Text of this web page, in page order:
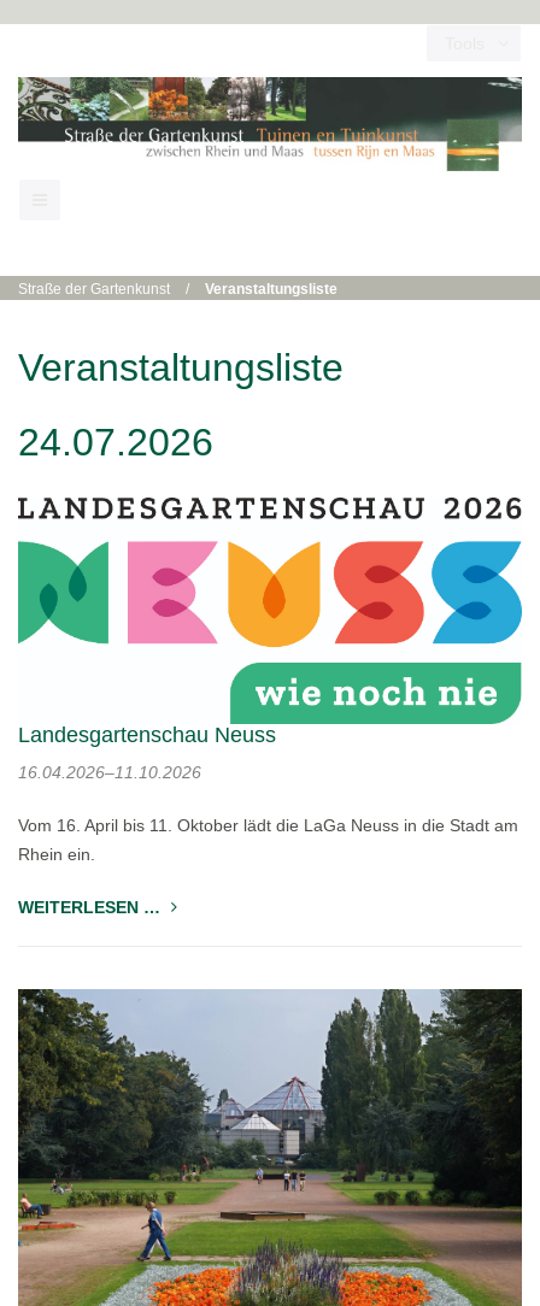
Straße der Gartenkunst / Veranstaltungsliste
Veranstaltungsliste
24.07.2026
Landesgartenschau Neuss
16.04.2026–11.10.2026
Vom 16. April bis 11. Oktober lädt die LaGa Neuss in die Stadt am
Rhein ein.
WEITERLESEN …